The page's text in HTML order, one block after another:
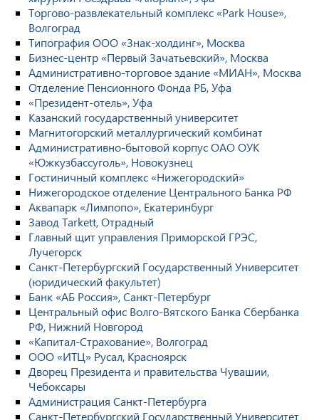
Торгово-развлекательный комплекс «Park House»,
Волгоград
Типография ООО «Знак-холдинг», Москва
Бизнес-центр «Первый Зачатьевский», Москва
Административно-торговое здание «МИАН», Москва
Отделение Пенсионного Фонда РБ, Уфа
«Президент-отель», Уфа
Казанский государственный университет
Магнитогорский металлургический комбинат
Административно-бытовой корпус ОАО ОУК
«Южкузбассуголь», Новокузнец
Гостиничный комплекс «Нижегородский»
Нижегородское отделение Центрального Банка РФ
Аквапарк «Лимпопо», Екатеринбург
Завод Tarkett, Отрадный
Главный щит управления Приморской ГРЭС,
Лучегорск
Санкт-Петербургский Государственный Университет
(юридический факультет)
Банк «АБ Россия», Санкт-Петербург
Центральный офис Волго-Вятского Банка Сбербанка
РФ, Нижний Новгород
«Капитал-Страхование», Волгоград
ООО «ИТЦ» Русал, Красноярск
Дворец Президента и правительства Чувашии,
Чебоксары
Администрация Санкт-Петербурга
Санкт-Петербургский Государственный Университет